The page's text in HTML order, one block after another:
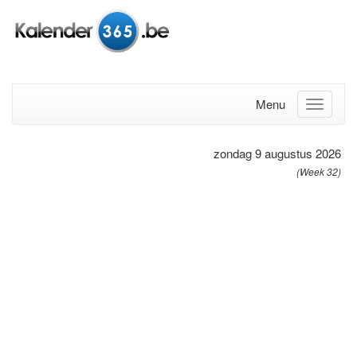
Menu
zondag 9 augustus 2026
(Week 32)